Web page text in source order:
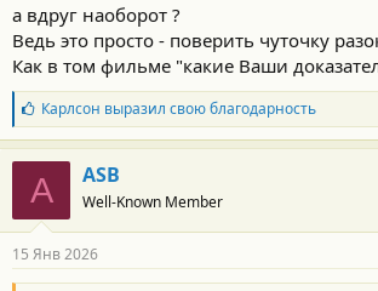
а вдруг наоборот ?
Ведь это просто - поверить чуточку
Как в том фильме "какие Ваши
Б
л
а
г
о
а
н
о
Карлсон выразил свою благодарность
A ASB
Well-Known Member
15 Янв 2026